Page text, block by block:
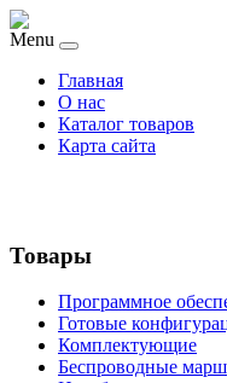
Menu
Главная
О нас
Каталог товаров
Карта сайта
Товары
Программное
Готовые
Комплектующие
Беспроводные